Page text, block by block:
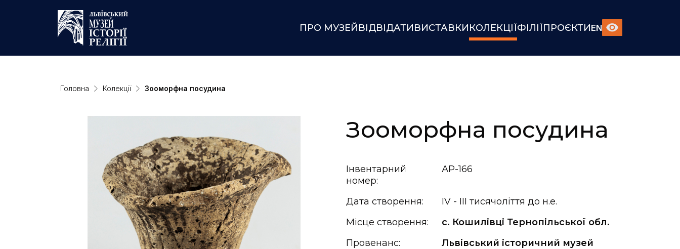
ПРО МУЗЕЙВІДВІДАТИВИСТАВКИКОЛЕКЦІЇФІЛІЇПРОЄКТИEN
Головна Колекції Зооморфна посудина
Зооморфна посудина
Інвентарний
номер:
АР-166
Дата створення:
IV - III тисячоліття до н.е.
Місце створення:
с. Кошилівці Тернопільської обл.
Провенанс:
Львівський історичний музей